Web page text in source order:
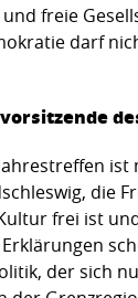
freie
darf
die
frei ist
der sich